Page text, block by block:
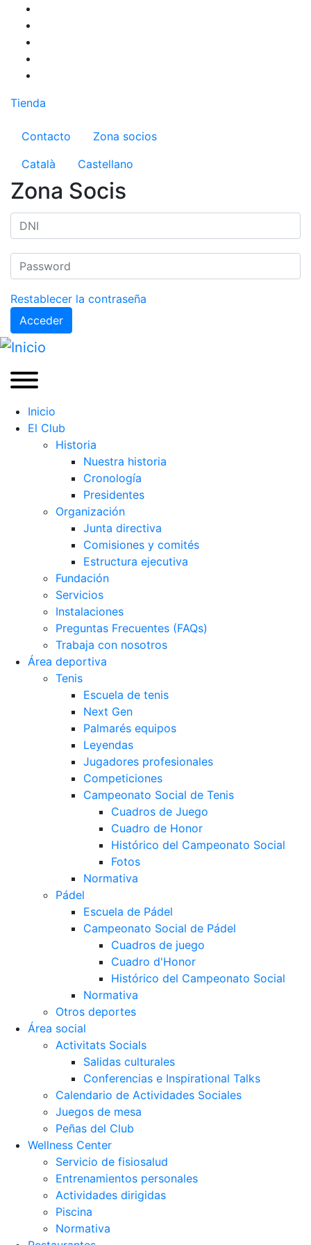
Pasar
contenido
principal
Tienda
Menú del compte d'usuari
Contacto
Zona socios
Català
Castellano
Zona Socis
Restablecer la contraseña
Acceder
Inicio
El Club
Historia
Nuestra historia
Cronología
Presidentes
Organización
Junta directiva
Comisiones y comités
Estructura ejecutiva
Fundación
Servicios
Instalaciones
Preguntas Frecuentes (FAQs)
Trabaja con nosotros
Área deportiva
Tenis
Escuela de tenis
Next Gen
Palmarés equipos
Leyendas
Jugadores profesionales
Competiciones
Campeonato Social de Tenis
Cuadros de Juego
Cuadro de Honor
Histórico del Campeonato Social
Fotos
Normativa
Pádel
Escuela de Pádel
Campeonato Social de Pádel
Cuadros de juego
Cuadro d'Honor
Histórico del Campeonato Social
Normativa
Otros deportes
Área social
Activitats Socials
Salidas culturales
Conferencias e Inspirational Talks
Calendario de Actividades Sociales
Juegos de mesa
Peñas del Club
Wellness Center
Servicio de fisiosalud
Entrenamientos personales
Actividades dirigidas
Piscina
Normativa